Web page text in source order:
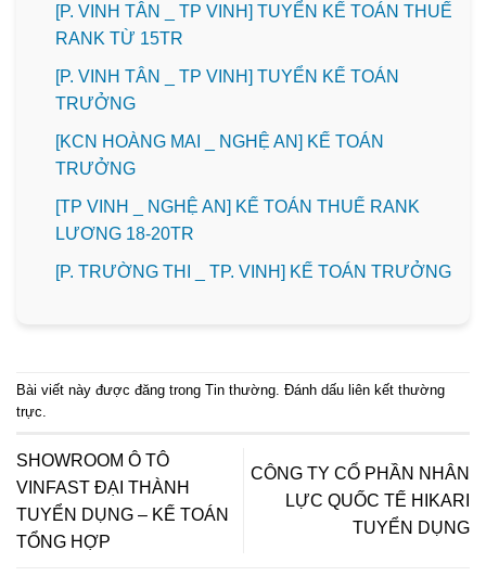
[P. VINH TÂN _ TP VINH] TUYỂN KẾ TOÁN THUẾ
RANK TỪ 15TR
[P. VINH TÂN _ TP VINH] TUYỂN KẾ TOÁN
TRƯỞNG
️[KCN HOÀNG MAI _ NGHỆ AN] KẾ TOÁN
TRƯỞNG
[TP VINH _ NGHỆ AN] KẾ TOÁN THUẾ RANK
LƯƠNG 18-20TR
️[P. TRƯỜNG THI _ TP. VINH] KẾ TOÁN TRƯỞNG
Bài viết này được đăng trong Tin thường . Đánh dấu liên kết thường
trực
SHOWROOM Ô TÔ
VINFAST ĐẠI THÀNH
TUYỂN DỤNG – KẾ TOÁN
TỔNG HỢP
CÔNG TY CỔ PHẦN NHÂN
LỰC QUỐC TẾ HIKARI
TUYỂN DỤNG